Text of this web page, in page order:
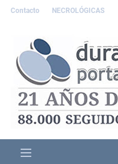
Contacto NECROLÓGICAS